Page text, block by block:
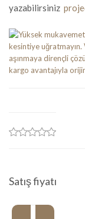
yazabilirsiniz
Satış fiyatı
Miktar: